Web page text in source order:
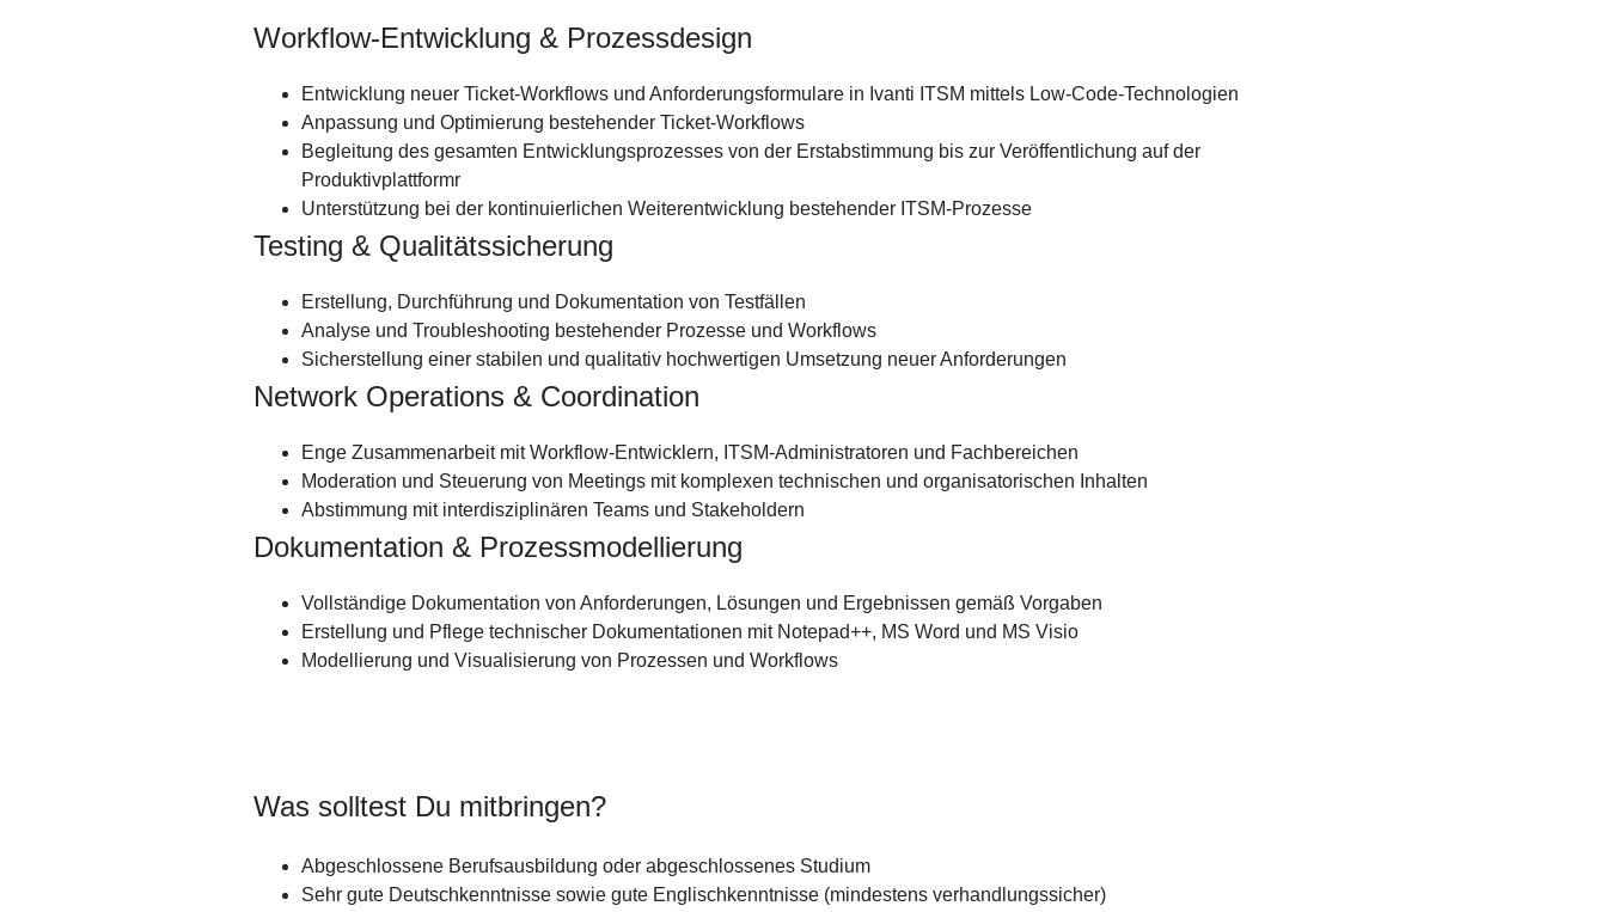
Workflow-Entwicklung & Prozessdesign
Entwicklung neuer Ticket-Workflows und Anforderungsformulare in Ivanti ITSM mittels Low-Code-Technologien
Anpassung und Optimierung bestehender Ticket-Workflows
Begleitung des gesamten Entwicklungsprozesses von der Erstabstimmung bis zur Veröffentlichung auf der
Produktivplattformr
Unterstützung bei der kontinuierlichen Weiterentwicklung bestehender ITSM-Prozesse
Testing & Qualitätssicherung
Erstellung, Durchführung und Dokumentation von Testfällen
Analyse und Troubleshooting bestehender Prozesse und Workflows
Sicherstellung einer stabilen und qualitativ hochwertigen Umsetzung neuer Anforderungen
Network Operations & Coordination
Enge Zusammenarbeit mit Workflow-Entwicklern, ITSM-Administratoren und Fachbereichen
Moderation und Steuerung von Meetings mit komplexen technischen und organisatorischen Inhalten
Abstimmung mit interdisziplinären Teams und Stakeholdern
Dokumentation & Prozessmodellierung
Vollständige Dokumentation von Anforderungen, Lösungen und Ergebnissen gemäß Vorgaben
Erstellung und Pflege technischer Dokumentationen mit Notepad++, MS Word und MS Visio
Modellierung und Visualisierung von Prozessen und Workflows
Was solltest Du mitbringen?
Abgeschlossene Berufsausbildung oder abgeschlossenes Studium
Sehr gute Deutschkenntnisse sowie gute Englischkenntnisse (mindestens verhandlungssicher)